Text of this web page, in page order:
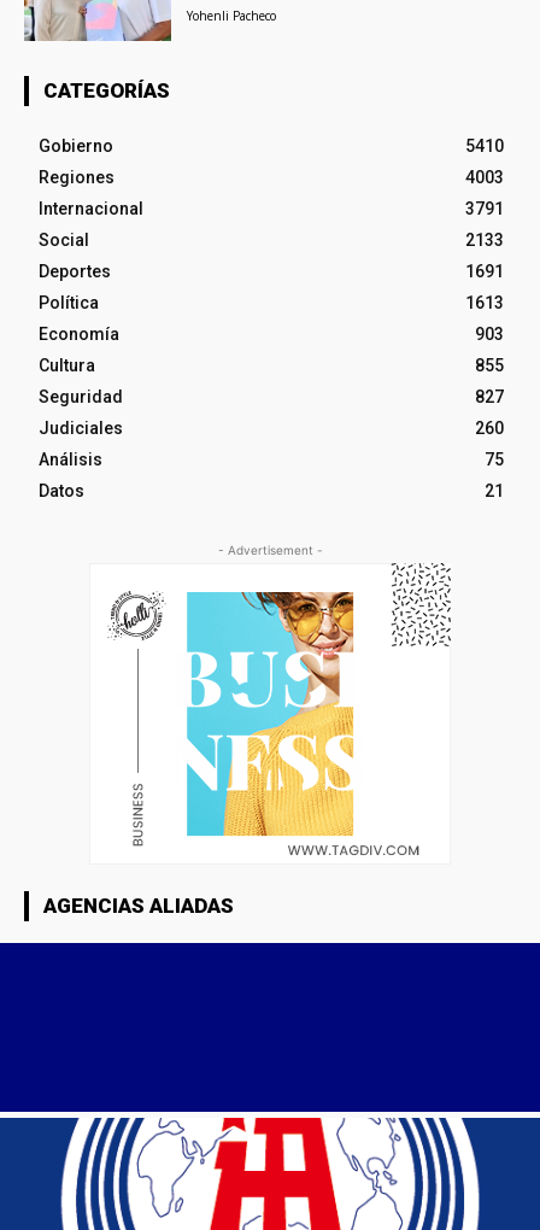
Yohenli Pacheco
CATEGORÍAS
Gobierno
5410
Regiones
4003
Internacional
3791
Social
2133
Deportes
1691
Política
1613
Economía
903
Cultura
855
Seguridad
827
Judiciales
260
Análisis
75
Datos
21
- Advertisement -
AGENCIAS ALIADAS